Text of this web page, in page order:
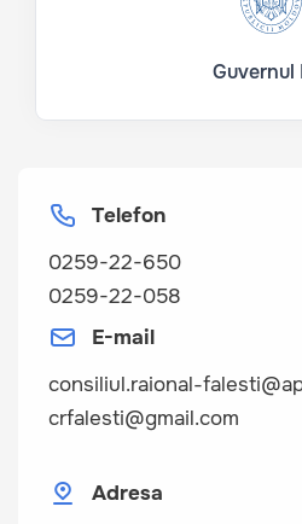
Guvernul
Telefon
0259-22-650
0259-22-058
E-mail
consiliul.raional-
crfalesti@gmail.com
Adresa